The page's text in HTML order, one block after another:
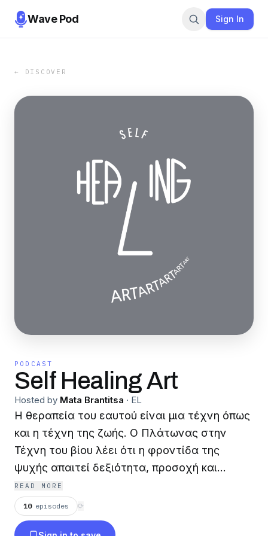
Wave Pod Sign In
← DISCOVER
PODCAST
Self Healing Art
Hosted by Mata Brantitsa · EL
Η θεραπεία του εαυτού είναι μια τέχνη όπως
και η τέχνη της ζωής. Ο Πλάτωνας στην
Τέχνη του βίου λέει ότι η φροντίδα της
ψυχής απαιτεί δεξιότητα, προσοχή και
τέχνη. Το να ζει κανείς σε έναν υψηλό
βαθμό καλλιτεχνίας σημαίνει να προσέχει
και να περιποιείται τα μικρά πράγματα που
READ MORE
10 episodes ⟳